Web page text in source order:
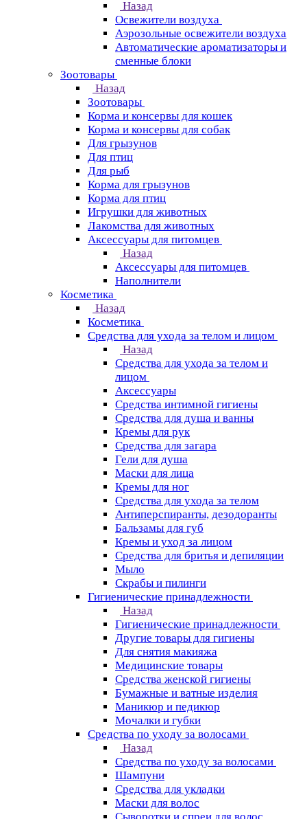
Назад
Освежители воздуха
Аэрозольные освежители воздуха
Автоматические ароматизаторы и
сменные блоки
Зоотовары
Назад
Зоотовары
Корма и консервы для кошек
Корма и консервы для собак
Для грызунов
Для птиц
Для рыб
Корма для грызунов
Корма для птиц
Игрушки для животных
Лакомства для животных
Аксессуары для питомцев
Назад
Аксессуары для питомцев
Наполнители
Косметика
Назад
Косметика
Средства для ухода за телом и лицом
Назад
Средства для ухода за телом и
лицом
Аксессуары
Средства интимной гигиены
Средства для душа и ванны
Кремы для рук
Средства для загара
Гели для душа
Маски для лица
Кремы для ног
Средства для ухода за телом
Антиперспиранты, дезодоранты
Бальзамы для губ
Кремы и уход за лицом
Средства для бритья и депиляции
Мыло
Скрабы и пилинги
Гигиенические принадлежности
Назад
Гигиенические принадлежности
Другие товары для гигиены
Для снятия макияжа
Медицинские товары
Средства женской гигиены
Бумажные и ватные изделия
Маникюр и педикюр
Мочалки и губки
Средства по уходу за волосами
Назад
Средства по уходу за волосами
Шампуни
Средства для укладки
Маски для волос